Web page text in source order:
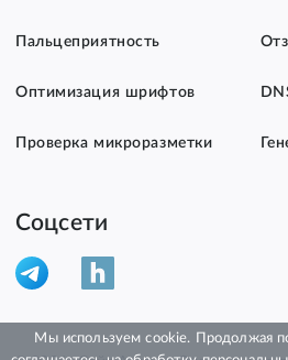
Пальцеприятность
Оптимизация шрифтов
Проверка микроразметки
Соцсети
Мы используем cookie. Продолжая